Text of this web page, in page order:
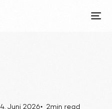
4. Juni 2026• 2min read